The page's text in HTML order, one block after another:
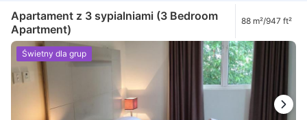
Apartament z 3 sypialniami (3 Bedroom
Apartment)
88 m²/947 ft²
Świetny dla grup